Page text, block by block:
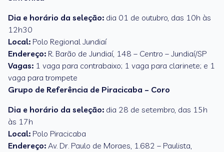
Dia e horário da seleção: dia 01 de outubro, das 10h às
12h30
Local: Polo Regional Jundiaí
Endereço: R. Barão de Jundiaí, 148 – Centro – Jundiaí/SP
Vagas: 1 vaga para contrabaixo; 1 vaga para clarinete; e 1
vaga para trompete
Grupo de Referência de Piracicaba – Coro
Dia e horário da seleção: dia 28 de setembro, das 15h
às 17h
Local: Polo Piracicaba
Endereço: Av. Dr. Paulo de Moraes, 1.682 – Paulista,